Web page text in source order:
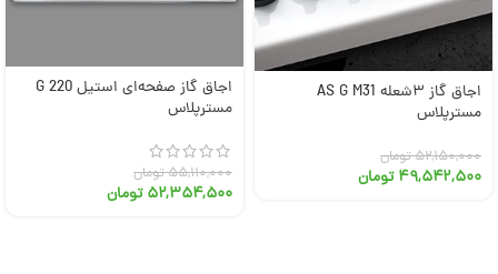
اجاق گاز ۳شعله AS G M31
مسترپلاس
۵۲,۱۵۰,۰۰۰تومان
۴۹,۵۴۲,۵۰۰ تومان
اجاق گاز صفحه‌ای استیل G 220
مسترپلاس
۵۵,۱۱۰,۰۰۰تومان
۵۲,۳۵۴,۵۰۰ تومان